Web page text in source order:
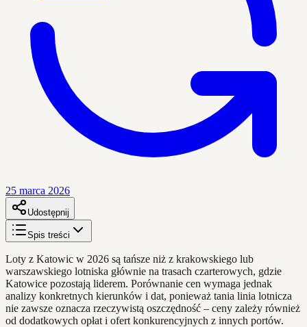
25 marca 2026
Udostępnij
Spis treści
Loty z Katowic w 2026 są tańsze niż z krakowskiego lub
warszawskiego lotniska głównie na trasach czarterowych, gdzie
Katowice pozostają liderem. Porównanie cen wymaga jednak
analizy konkretnych kierunków i dat, ponieważ tania linia lotnicza
nie zawsze oznacza rzeczywistą oszczędność – ceny zależy również
od dodatkowych opłat i ofert konkurencyjnych z innych portów.